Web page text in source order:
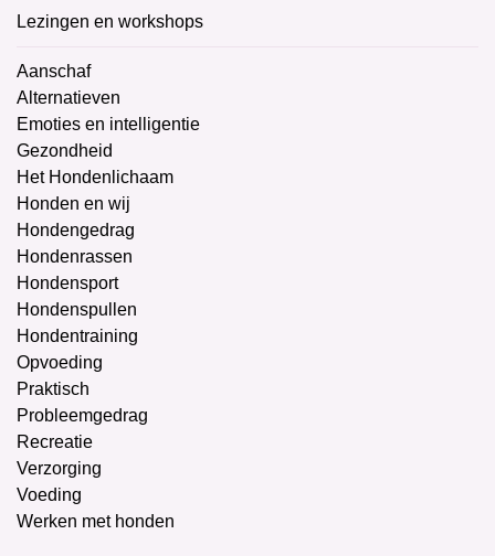
Lezingen en workshops
Aanschaf
Alternatieven
Emoties en intelligentie
Gezondheid
Het Hondenlichaam
Honden en wij
Hondengedrag
Hondenrassen
Hondensport
Hondenspullen
Hondentraining
Opvoeding
Praktisch
Probleemgedrag
Recreatie
Verzorging
Voeding
Werken met honden